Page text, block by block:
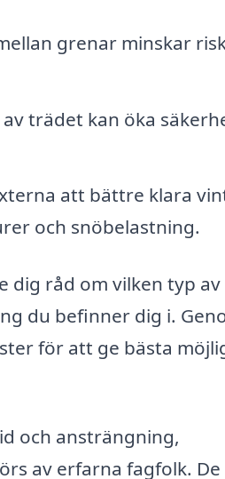
grenar minskar
trädet kan öka
att bättre klara
och snöbelastning.
dig råd om vilken typ av
du befinner dig i.
för att ge bästa
och ansträngning,
av erfarna fagfolk.